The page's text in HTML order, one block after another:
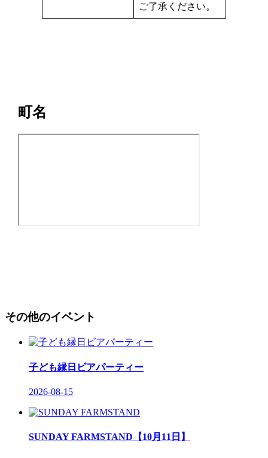
ご了承ください。
町名
その他のイベント
子ども縁日ビアパーティー
2026-08-15
SUNDAY FARMSTAND【10月11日】